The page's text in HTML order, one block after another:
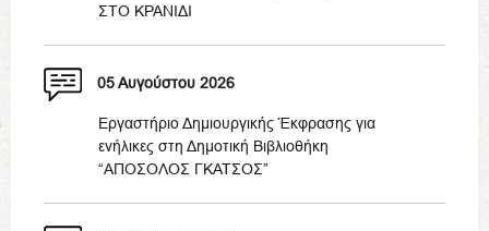
ΣΤΟ ΚΡΑΝΙΔΙ
05 Αυγούστου 2026
Εργαστήριο Δημιουργικής Έκφρασης για
ενήλικες στη Δημοτική Βιβλιοθήκη
“ΑΠΟΣΟΛΟΣ ΓΚΑΤΣΟΣ”